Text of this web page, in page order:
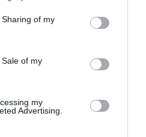
of my
of my
my
Advertising.